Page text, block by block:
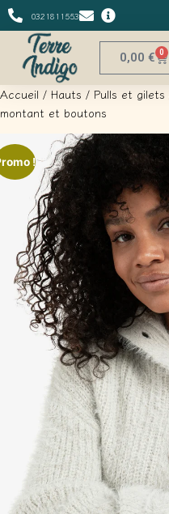
0321811553
0,00 € 0
Accueil / Hauts / Pulls et gilets
montant et boutons
!